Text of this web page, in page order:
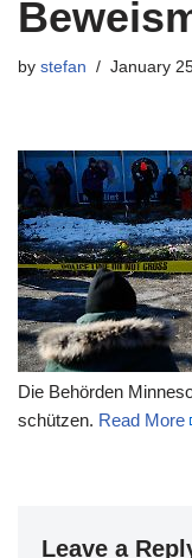
by stefan January
Die Behörden
schützen. Read More
Leave a